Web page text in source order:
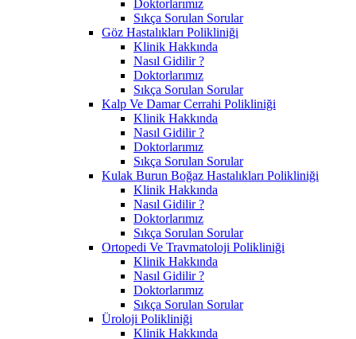
Doktorlarımız
Sıkça Sorulan Sorular
Göz Hastalıkları Polikliniği
Klinik Hakkında
Nasıl Gidilir ?
Doktorlarımız
Sıkça Sorulan Sorular
Kalp Ve Damar Cerrahi Polikliniği
Klinik Hakkında
Nasıl Gidilir ?
Doktorlarımız
Sıkça Sorulan Sorular
Kulak Burun Boğaz Hastalıkları Polikliniği
Klinik Hakkında
Nasıl Gidilir ?
Doktorlarımız
Sıkça Sorulan Sorular
Ortopedi Ve Travmatoloji Polikliniği
Klinik Hakkında
Nasıl Gidilir ?
Doktorlarımız
Sıkça Sorulan Sorular
Üroloji Polikliniği
Klinik Hakkında